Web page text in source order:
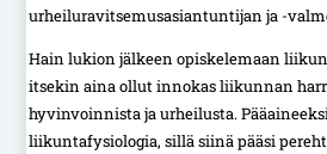
urheiluravitsemusasiantuntijan ja -
Hain lukion jälkeen opiskelemaan
itsekin aina ollut innokas liikunnan
hyvinvoinnista ja urheilusta.
liikuntafysiologia, sillä siinä pääsi